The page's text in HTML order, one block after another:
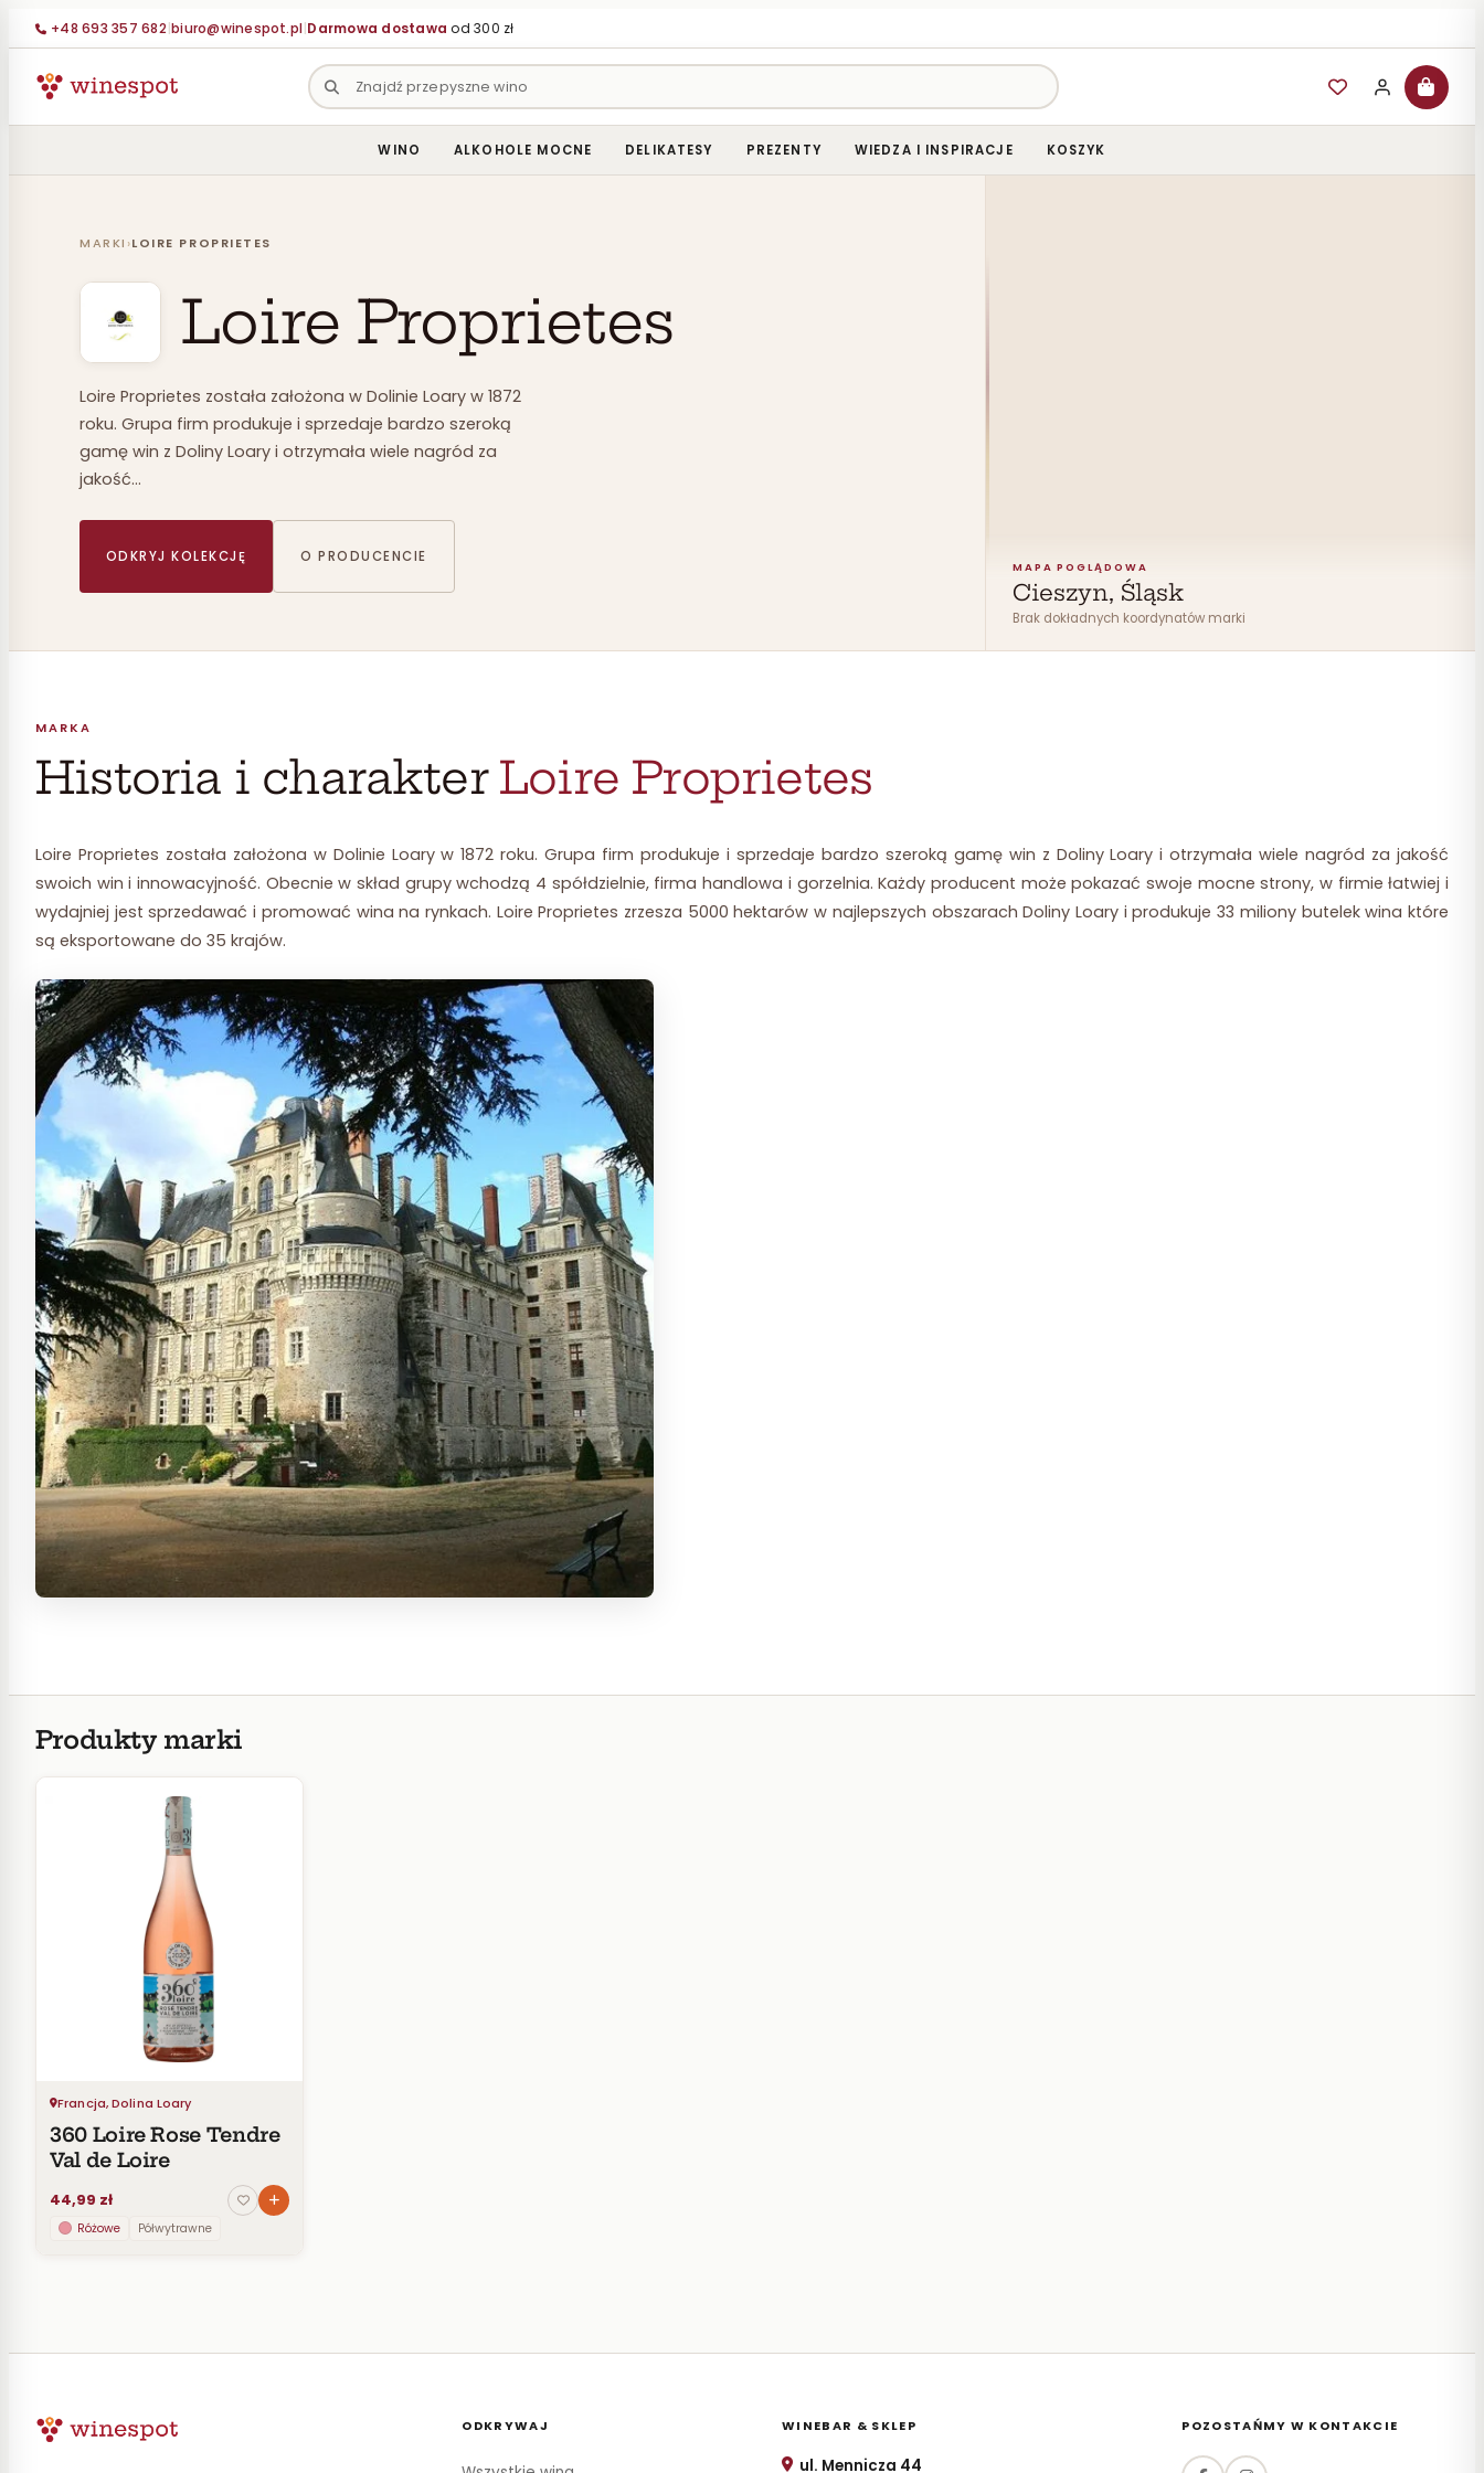
+48 693 357 682|biuro@winespot.pl|Darmowa dostawa od 300 zł
WINO ALKOHOLE MOCNE DELIKATESY PREZENTY WIEDZA I INSPIRACJE KOSZYK
Przejdź
do
treści
MARKI ›LOIRE PROPRIETES
Loire Proprietes
Loire Proprietes została założona w Dolinie Loary w 1872
roku. Grupa firm produkuje i sprzedaje bardzo szeroką
gamę win z Doliny Loary i otrzymała wiele nagród za
jakość…
ODKRYJ KOLEKCJĘ O PRODUCENCIE
MAPA POGLĄDOWA
Cieszyn, Śląsk
Brak dokładnych koordynatów marki
MARKA
Historia i charakterLoire Proprietes
Loire Proprietes została założona w Dolinie Loary w 1872 roku. Grupa firm produkuje i sprzedaje bardzo szeroką gamę win z Doliny Loary i otrzymała wiele nagród za jakość
swoich win i innowacyjność. Obecnie w skład grupy wchodzą 4 spółdzielnie, firma handlowa i gorzelnia. Każdy producent może pokazać swoje mocne strony, w firmie łatwiej i
wydajniej jest sprzedawać i promować wina na rynkach. Loire Proprietes zrzesza 5000 hektarów w najlepszych obszarach Doliny Loary i produkuje 33 miliony butelek wina które
są eksportowane do 35 krajów.
Produkty marki
Francja, Dolina Loary
360 Loire Rose Tendre
Val de Loire
44,99 zł
Różowe Półwytrawne
ODKRYWAJ WINEBAR & SKLEP
ul. Mennicza 44
POZOSTAŃMY W KONTAKCIE